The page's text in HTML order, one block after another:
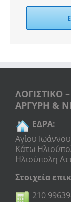
ΛΟΓΙΣΤΙΚΟ
ΑΡΓΥΡΗ &
ΕΔΡΑ:
Αγίου
Κάτω
Ηλιούπολη
Στοιχεία
210